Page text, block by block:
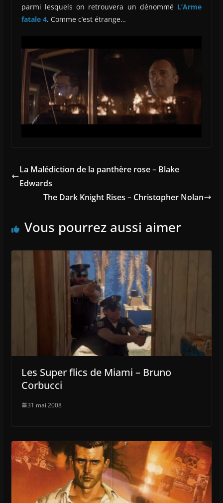
parmi lesquels on retrouvera un dénommé L’Arme
fatale 4. Comme c’est étrange…
La Malédiction de la panthère rose – Blake
Edwards
The Dark Knight Rises – Christopher Nolan
Vous pourrez aussi aimer
Les Super flics de Miami – Bruno
Corbucci
31 mai 2008